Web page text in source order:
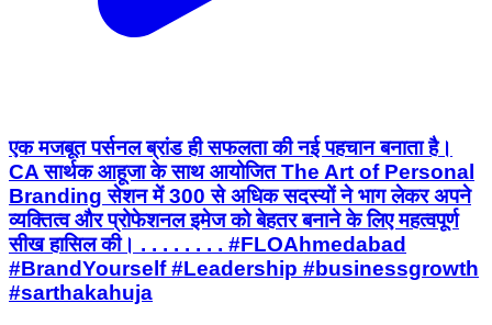
एक मजबूत पर्सनल ब्रांड ही सफलता की नई पहचान बनाता है।
CA सार्थक आहूजा के साथ आयोजित The Art of Personal
Branding सेशन में 300 से अधिक सदस्यों ने भाग लेकर अपने
व्यक्तित्व और प्रोफेशनल इमेज को बेहतर बनाने के लिए महत्वपूर्ण
सीख हासिल की। . . . . . . . . #FLOAhmedabad
#BrandYourself #Leadership #businessgrowth
#sarthakahuja